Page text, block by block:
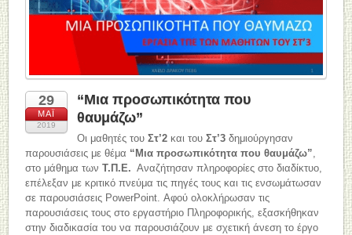
29
ΜΆΙ
2019
“Μια προσωπικότητα που
θαυμάζω”
Οι μαθητές τουΣτ’2 και τουΣτ’3 δημιούργησαν
παρουσιάσεις με θέμα “Μια προσωπικότητα που θαυμάζω”
στο μάθημα τωνΤ.Π.Ε. Αναζήτησαν πληροφορίες στο διαδίκτυο,
επέλεξαν με κριτικό πνεύμα τις πηγές τους και τις ενσωμάτωσαν
σε παρουσιάσεις PowerPoint. Αφού ολοκλήρωσαν τις
παρουσιάσεις τους στο εργαστήριο Πληροφορικής, εξασκήθηκαν
στην διαδικασία του να παρουσιάζουν με σχετική άνεση το έργο